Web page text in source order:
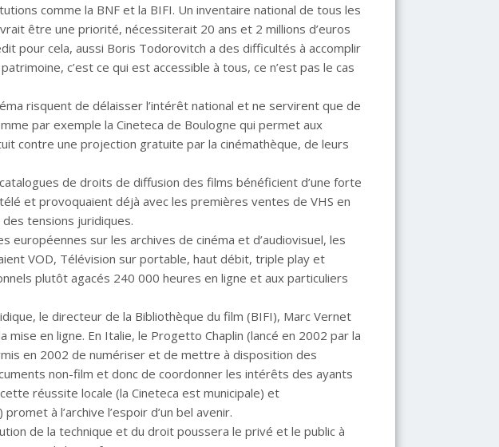
comme la BNF et la BIFI. Un inventaire national de tous les
être une priorité, nécessiterait 20 ans et 2 millions d’euros
pour cela, aussi Boris Todorovitch a des difficultés à accomplir
c’est ce qui est accessible à tous, ce n’est pas le cas
risquent de délaisser l’intérêt national et ne servirent que de
par exemple la Cineteca de Boulogne qui permet aux
contre une projection gratuite par la cinémathèque, de leurs
de droits de diffusion des films bénéficient d’une forte
et provoquaient déjà avec les premières ventes de VHS en
tensions juridiques.
européennes sur les archives de cinéma et d’audiovisuel, les
VOD, Télévision sur portable, haut débit, triple play et
plutôt agacés 240 000 heures en ligne et aux particuliers
le directeur de la Bibliothèque du film (BIFI), Marc Vernet
mise en ligne. En Italie, le Progetto Chaplin (lancé en 2002 par la
en 2002 de numériser et de mettre à disposition des
non-film et donc de coordonner les intérêts des ayants
réussite locale (la Cineteca est municipale) et
à l’archive l’espoir d’un bel avenir.
de la technique et du droit poussera le privé et le public à